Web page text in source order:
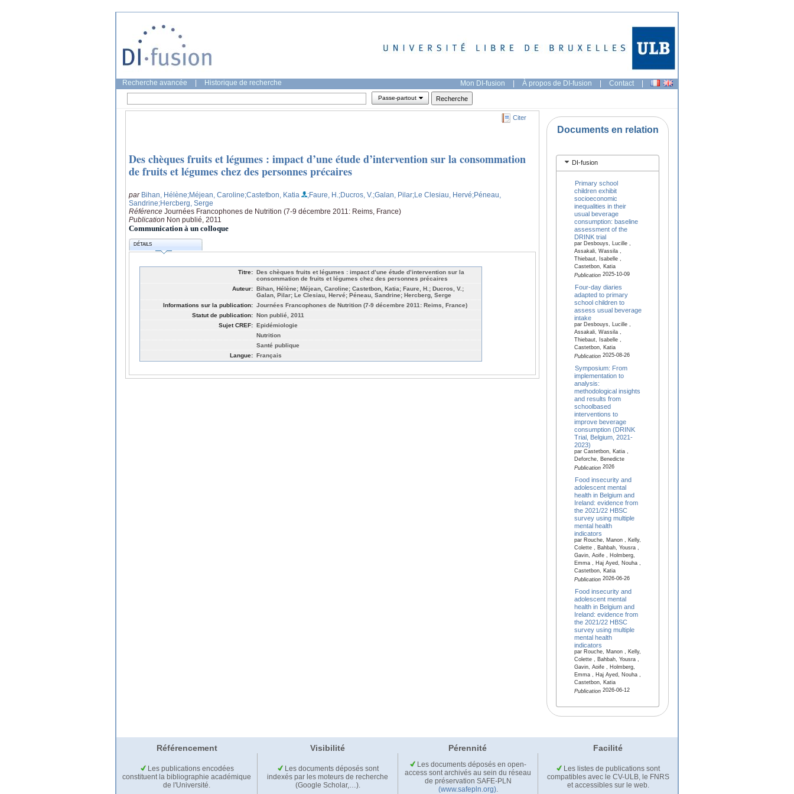
Recherche avancée Historique de recherche Mon DI-fusion | À propos de DI-fusion | Contact |
Passe-partout
Citer
Des chèques fruits et légumes : impact d’une étude d’intervention sur la consommation
de fruits et légumes chez des personnes précaires
par Bihan, Hélène;Méjean, Caroline;Castetbon, Katia ;Faure, H. ;Ducros, V. ;Galan, Pilar;Le Clesiau, Hervé;Péneau,
Sandrine;Hercberg, Serge
Référence Journées Francophones de Nutrition (7-9 décembre 2011: Reims, France)
Publication Non publié, 2011
Communication à un colloque
DÉTAILS
Titre: Des chèques fruits et légumes : impact d’une étude d’intervention sur la
consommation de fruits et légumes chez des personnes précaires
Auteur: Bihan, Hélène; Méjean, Caroline; Castetbon, Katia; Faure, H.; Ducros, V.;
Galan, Pilar; Le Clesiau, Hervé; Péneau, Sandrine; Hercberg, Serge
Informations sur la publication: Journées Francophones de Nutrition (7-9 décembre 2011: Reims, France)
Statut de publication: Non publié, 2011
Sujet CREF: Epidémiologie
Nutrition
Santé publique
Langue: Français
Documents en relation
DI-fusion
Primary school
children exhibit
socioeconomic
inequalities in their
usual beverage
consumption: baseline
assessment of the
DRINK trial
par Desbouys, Lucille ,
Assakali, Wassila ,
Thiebaut, Isabelle ,
Castetbon, Katia
Publication2025-10-09
Four-day diaries
adapted to primary
school children to
assess usual beverage
intake
par Desbouys, Lucille ,
Assakali, Wassila ,
Thiebaut, Isabelle ,
Castetbon, Katia
Publication2025-08-26
Symposium: From
implementation to
analysis:
methodological insights
and results from
schoolbased
interventions to
improve beverage
consumption (DRINK
Trial, Belgium, 2021-
2023)
par Castetbon, Katia ,
Deforche, Benedicte
Publication2026
Food insecurity and
adolescent mental
health in Belgium and
Ireland: evidence from
the 2021/22 HBSC
survey using multiple
mental health
indicators
par Rouche, Manon , Kelly,
Colette , Bahbah, Yousra ,
Gavin, Aoife , Holmberg,
Emma , Haj Ayed, Nouha ,
Castetbon, Katia
Publication2026-06-26
Food insecurity and
adolescent mental
health in Belgium and
Ireland: evidence from
the 2021/22 HBSC
survey using multiple
mental health
indicators
par Rouche, Manon , Kelly,
Colette , Bahbah, Yousra ,
Gavin, Aoife , Holmberg,
Emma , Haj Ayed, Nouha ,
Castetbon, Katia
Publication2026-06-12
Référencement Visibilité Pérennité Facilité
Les publications encodées
constituent la bibliographie académique
de l'Université.
Les documents déposés sont
indexés par les moteurs de recherche
(Google Scholar,…).
Les documents déposés en open-
access sont archivés au sein du réseau
de préservation SAFE-PLN
(www.safepln.org).
Les listes de publications sont
compatibles avec le CV-ULB, le FNRS
et accessibles sur le web.